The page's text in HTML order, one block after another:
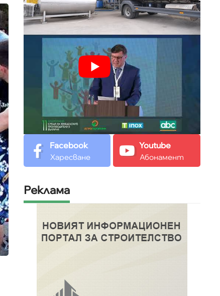
Facebook
Харесване
Youtube
Абонамент
Реклама